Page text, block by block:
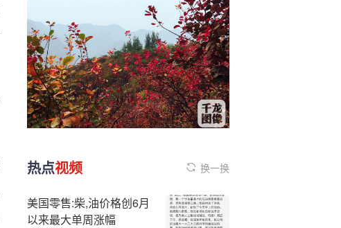
热点视频 换一换
美国零售:柴,油价格创6月
以来最大单周涨幅